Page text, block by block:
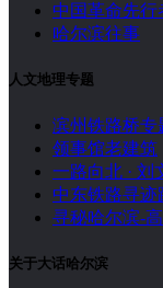
中国革命先行
哈尔滨往事
人文地理专题
滨州铁路桥专
领事馆老建筑
一路向北 · 刘
中东铁路寻迹
寻秘哈尔滨-
关于大话哈尔滨